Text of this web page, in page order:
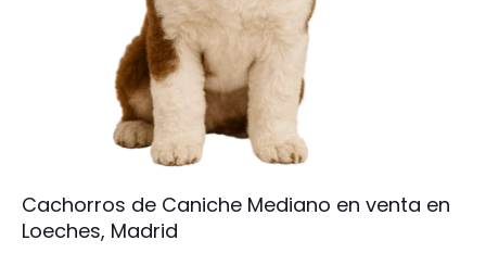
Cachorros de Caniche Mediano en venta en
Loeches, Madrid